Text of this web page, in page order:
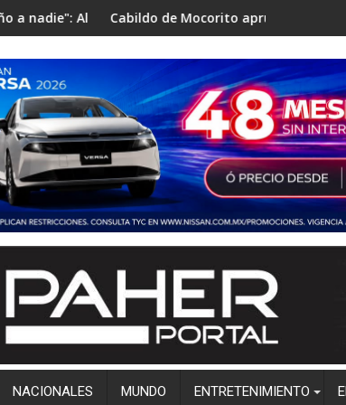
despide entre lágrimas al influencer César
de Mocorito aprueba por mayoría el Decreto
NACIONALES MUNDO ENTRETENIMIENTO